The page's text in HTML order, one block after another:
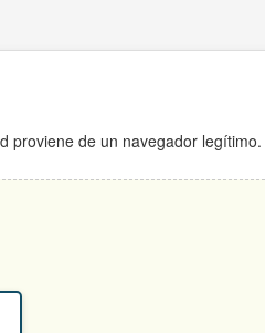
proviene de un navegador legítimo.